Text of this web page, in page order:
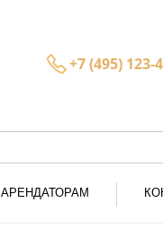
+7 (495) 123-
АРЕНДАТОРАМ